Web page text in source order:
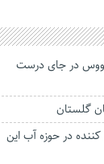
در جای درست
در حوزه آب این